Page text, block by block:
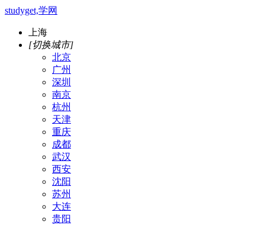
studyget,学网
上海
[切换城市]
北京
广州
深圳
南京
杭州
天津
重庆
成都
武汉
西安
沈阳
苏州
大连
贵阳